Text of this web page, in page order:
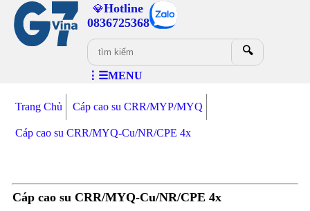
💎Hotline
0836725368
🔍
⋮☰MENU
Trang Chủ Cáp cao su CRR/MYP/MYQ
Cáp cao su CRR/MYQ-Cu/NR/CPE 4x
Cáp cao su CRR/MYQ-Cu/NR/CPE 4x